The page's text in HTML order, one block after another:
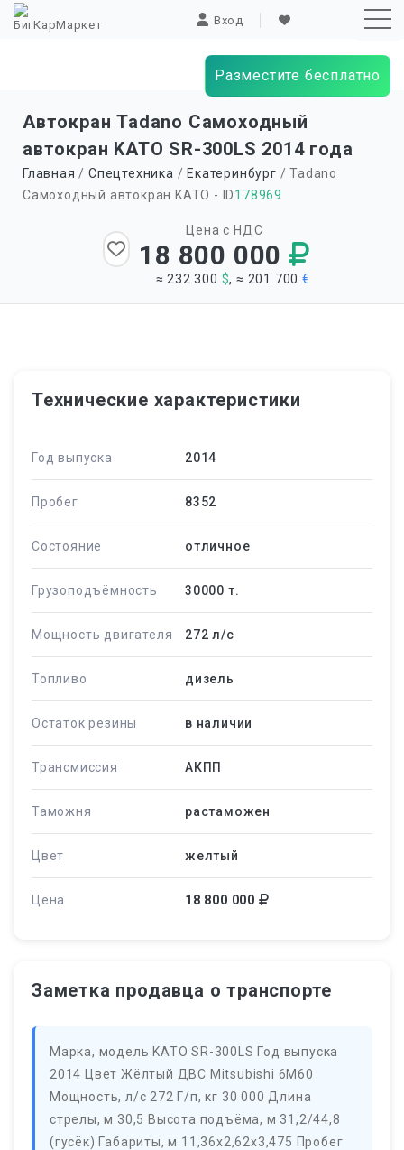
Вход
Разместите бесплатно
Автокран Tadano Самоходный
автокран KATO SR-300LS 2014 года
Главная /Спецтехника / Екатеринбург / Tadano
Самоходный автокран KATO - ID178969
Цена с НДС
18 800 000
≈ 232 300 $, ≈ 201 700 €
Технические характеристики
Год выпуска 2014
Пробег 8352
Состояние отличное
Грузоподъёмность 30000 т.
Мощность двигателя 272 л/c
Топливо дизель
Остаток резины в наличии
Трансмиссия АКПП
Таможня растаможен
Цвет желтый
Цена 18 800 000
Заметка продавца о транспорте
Марка, модель KATO SR-300LS Год выпуска
2014 Цвет Жёлтый ДВС Mitsubishi 6M60
Мощность, л/с 272 Г/п, кг 30 000 Длина
стрелы, м 30,5 Высота подъёма, м 31,2/44,8
(гусёк) Габариты, м 11,36х2,62х3,475 Пробег